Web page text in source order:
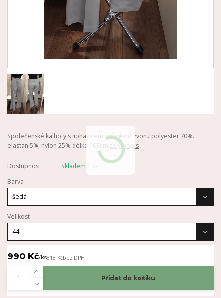
Společenské kalhoty s nohavicemi mírně do zvonu polyester 70%.
elastan 5%, nylon 25% délka 103cm celý popis
Dostupnost
Skladem 1 ks
Barva
Velikost
990 Kč/ks818 Kčbez DPH
Přidat do košíku